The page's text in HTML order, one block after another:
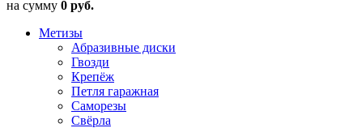
на сумму 0 руб.
Метизы
Абразивные диски
Гвозди
Крепёж
Петля гаражная
Саморезы
Свёрла